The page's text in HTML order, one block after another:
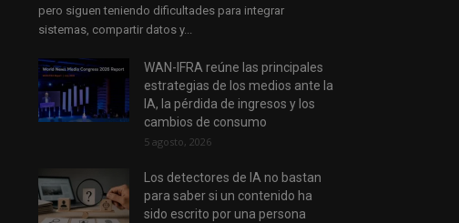
pero siguen teniendo dificultades para integrar
sistemas, compartir datos y...
WAN-IFRA reúne las principales
estrategias de los medios ante la
IA, la pérdida de ingresos y los
cambios de consumo
5 agosto, 2026
Los detectores de IA no bastan
para saber si un contenido ha
sido escrito por una persona